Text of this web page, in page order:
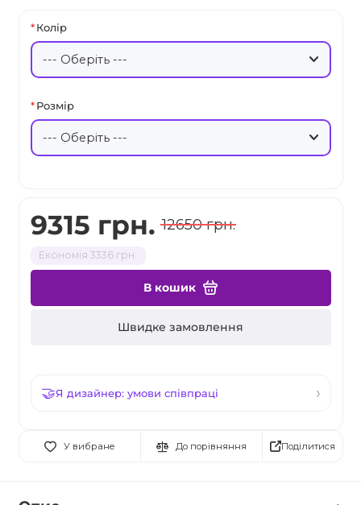
9315 грн. 12650 грн.
Економія 3336 грн.
В кошик
Швидке замовлення
Я дизайнер: умови співпраці
У вибране До порівняння
Колір
Розмір
Поділитися